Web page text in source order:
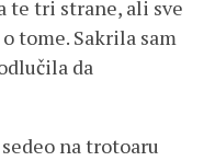
te tri strane, ali sve
tome. Sakrila sam
da
na trotoaru